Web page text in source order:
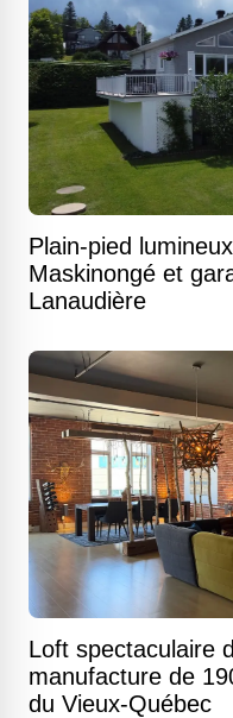
Plain-pied
Maskinongé et
Lanaudière
Loft spectaculaire
manufacture de
du Vieux-Québec